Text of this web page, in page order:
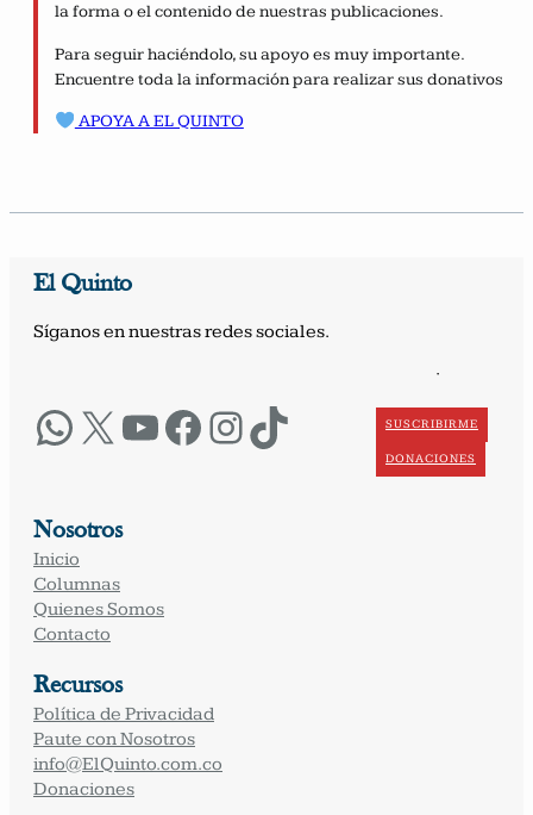
la forma o el contenido de nuestras publicaciones.
Para seguir haciéndolo, su apoyo es muy importante.
Encuentre toda la información para realizar sus donativos
APOYA A EL QUINTO
El Quinto
Síganos en nuestras redes sociales.
WhatsApp X YouTube Facebook InstagramTikTok
·
SUSCRIBIRME
DONACIONES
Nosotros
Inicio
Columnas
Quienes Somos
Contacto
Recursos
Política de Privacidad
Paute con Nosotros
info@ElQuinto.com.co
Donaciones